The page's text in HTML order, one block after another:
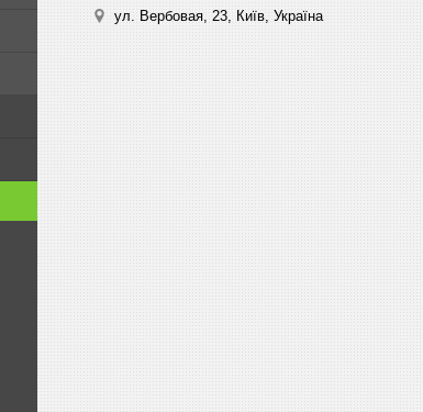
ул. Вербовая, 23, Київ, Україна